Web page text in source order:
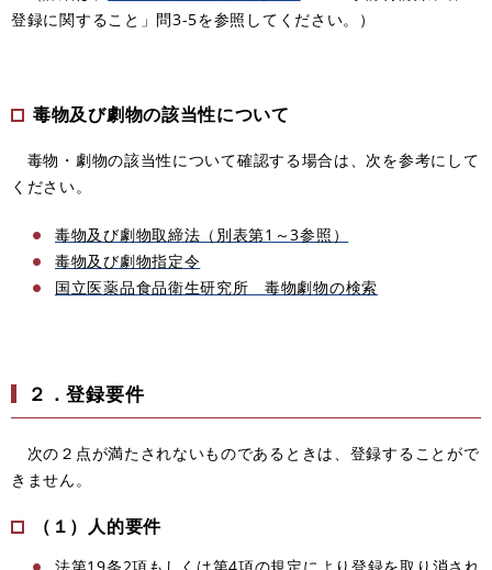
登録に関すること」問3-5を参照してください。）
毒物及び劇物の該当性について
毒物・劇物の該当性について確認する場合は
次を参考にして
ください。
毒物及び劇物取締法（別表第1～3参照）
毒物及び劇物指定令
国立医薬品食品衛生研究所 毒物劇物の検索
２．登録要件
次の２点が満たされないものであるときは、登録することがで
きません。
（１）人的要件